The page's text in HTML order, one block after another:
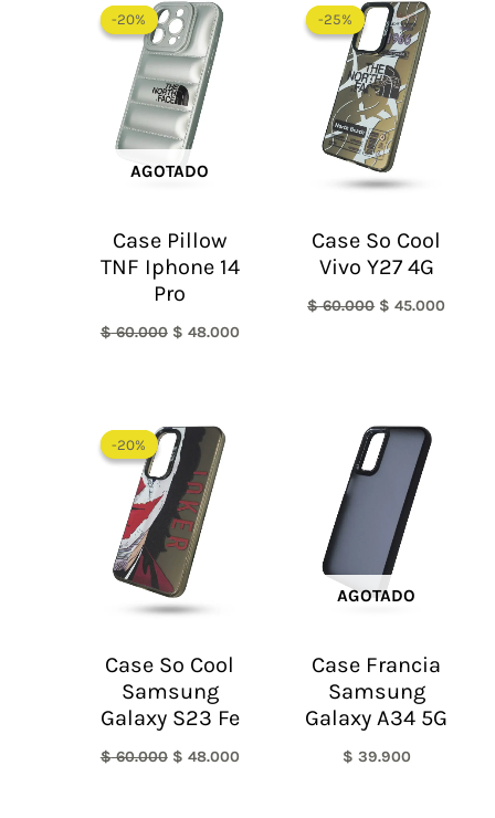
-20%
AGOTADO
-20%
Case Pillow
TNF Iphone 14
Pro
$60.000
precio
original
era:
$ 60.000.
$ 48.000
-25%
-25%
Case So Cool
Vivo Y27 4G
$60.000
precio
original
era:
$ 60.000.
$ 45.000
-20%
-20%
Case So Cool
Samsung
Galaxy S23 Fe
$60.000
precio
original
era:
$ 60.000.
$ 48.000
AGOTADO
Case Francia
Samsung
Galaxy A34 5G
$ 39.900